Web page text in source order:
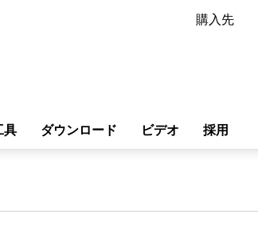
購入先
具 ダウンロード ビデオ 採用